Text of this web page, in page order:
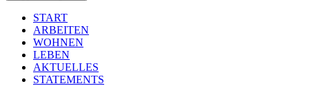
START
ARBEITEN
WOHNEN
LEBEN
AKTUELLES
STATEMENTS